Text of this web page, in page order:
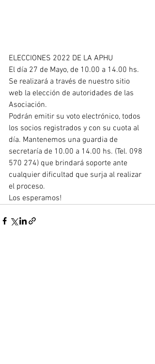
ELECCIONES 2022 DE LA APHU
El día 27 de Mayo, de 10.00 a 14.00 hs.
Se realizará a través de nuestro sitio
web la elección de autoridades de las
Asociación.
Podrán emitir su voto electrónico, todos
los socios registrados y con su cuota al
día. Mantenemos una guardia de
secretaría de 10.00 a 14.00 hs. (Tel. 098
570 274) que brindará soporte ante
cualquier dificultad que surja al realizar
el proceso.
Los esperamos!